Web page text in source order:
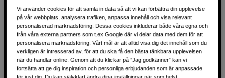
Vi använder cookies för att samla in data så att vi kan förbättra din upplevelse
på vår webbplats, analysera trafiken, anpassa innehåll och visa relevant
personaliserad marknadsföring. Dessa cookies inkluderar både våra egna och
från våra externa partners som t.ex Google där vi delar data med dem för att
personalisera marknadsföring. Vårt mål är att alltid visa dig det innehåll som du
verkligen är intresserad av, för att du ska få den bästa tänkbara upplevelsen
när du handlar online. Genom att du klickar på ”Jag godkänner” kan vi
fortsätta att ge dig inspiration och personliga erbjudanden som är anpassade